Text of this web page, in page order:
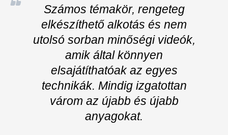
Számos témakör, rengeteg
elkészíthető alkotás és nem
utolsó sorban minőségi videók,
amik által könnyen
elsajátíthatóak az egyes
technikák. Mindig izgatottan
várom az újabb és újabb
anyagokat.